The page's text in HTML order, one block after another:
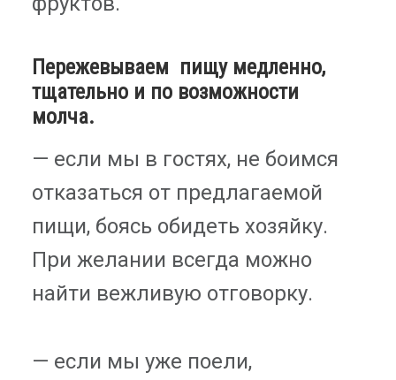
Пережевываем пищу медленно,
тщательно и по возможности
молча.
— если мы в гостях, не боимся
отказаться от предлагаемой
пищи, боясь обидеть хозяйку.
При желании всегда можно
найти вежливую отговорку.
— если мы уже поели,